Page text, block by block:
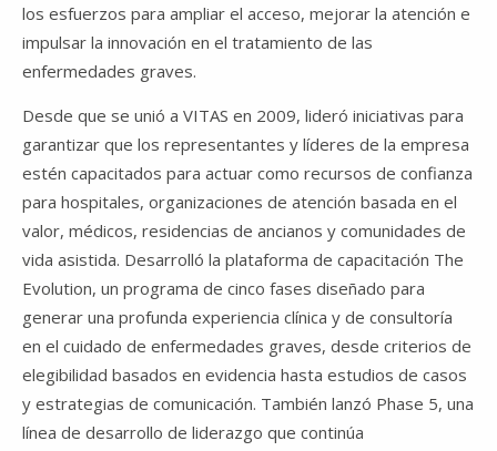
los esfuerzos para ampliar el acceso, mejorar la atención e
impulsar la innovación en el tratamiento de las
enfermedades graves.
Desde que se unió a VITAS en 2009, lideró iniciativas para
garantizar que los representantes y líderes de la empresa
estén capacitados para actuar como recursos de confianza
para hospitales, organizaciones de atención basada en el
valor, médicos, residencias de ancianos y comunidades de
vida asistida. Desarrolló la plataforma de capacitación The
Evolution, un programa de cinco fases diseñado para
generar una profunda experiencia clínica y de consultoría
en el cuidado de enfermedades graves, desde criterios de
elegibilidad basados en evidencia hasta estudios de casos
y estrategias de comunicación. También lanzó Phase 5, una
línea de desarrollo de liderazgo que continúa